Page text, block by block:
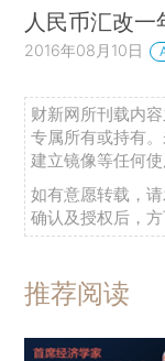
人民币汇改一
2016年08月10日
财新网所刊载内
专属所有或持有
建立镜像等任何使
如有意愿转载，
确认及授权后，方
推荐阅读